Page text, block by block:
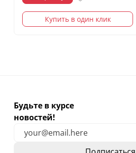
Купить в один клик
Будьте в курсе
новостей!